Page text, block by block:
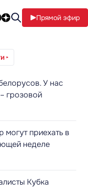
Прямой эфир
У нас
грозовой
приехать в
неделе
Кубка